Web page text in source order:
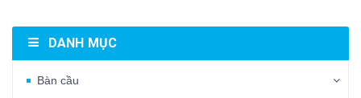
DANH MỤC
Bàn cầu